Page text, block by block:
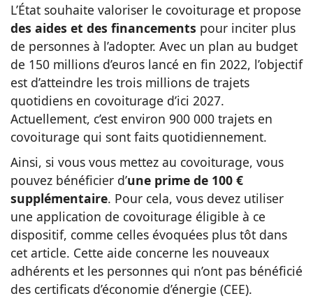
L’État souhaite valoriser le covoiturage et propose
des aides et des financements pour inciter plus
de personnes à l’adopter. Avec un plan au budget
de 150 millions d’euros lancé en fin 2022, l’objectif
est d’atteindre les trois millions de trajets
quotidiens en covoiturage d’ici 2027.
Actuellement, c’est environ 900 000 trajets en
covoiturage qui sont faits quotidiennement.
Ainsi, si vous vous mettez au covoiturage, vous
pouvez bénéficier d’une prime de 100 €
supplémentaire. Pour cela, vous devez utiliser
une application de covoiturage éligible à ce
dispositif, comme celles évoquées plus tôt dans
cet article. Cette aide concerne les nouveaux
adhérents et les personnes qui n’ont pas bénéficié
des certificats d’économie d’énergie (CEE).